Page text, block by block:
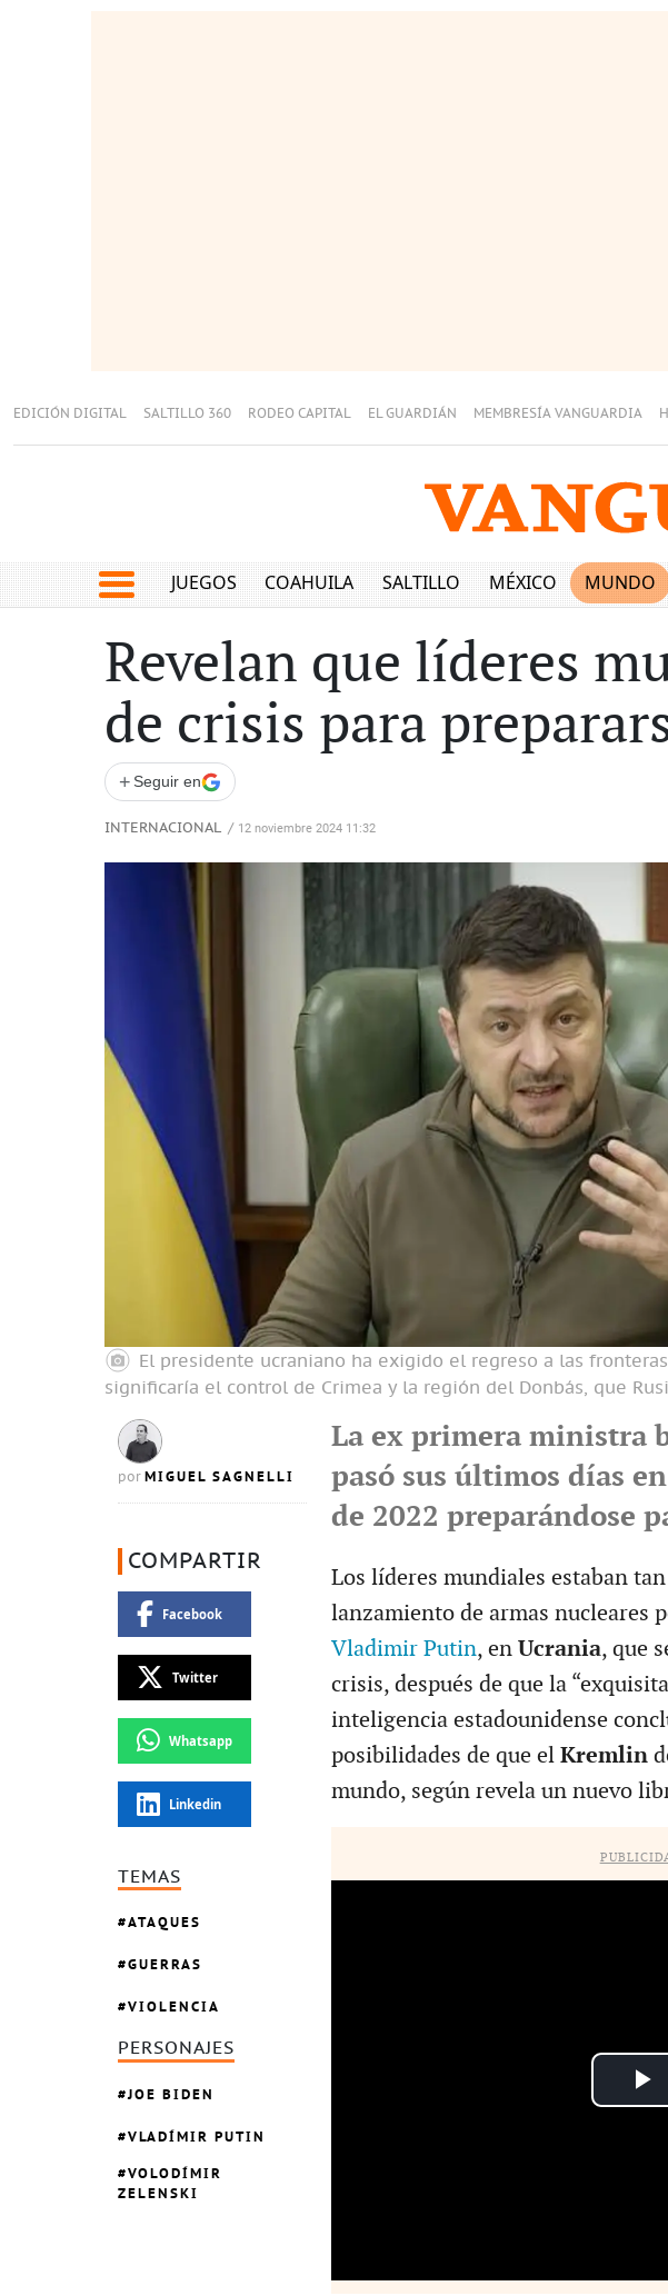
EDICIÓN DIGITAL SALTILLO 360 RODEO CAPITAL EL GUARDIÁN MEMBRESÍA VANGUARDIA
JUEGOS COAHUILA SALTILLO MÉXICO MUNDO
Revelan que líderes
de crisis para
+ Seguir en
INTERNACIONAL / 12 noviembre 2024 11:32
El presidente ucraniano ha exigido el regreso a las
significaría el control de Crimea y la región del Donbás, que
por MIGUEL SAGNELLI
COMPARTIR
Facebook
Twitter
Whatsapp
Linkedin
TEMAS
ATAQUES
GUERRAS
VIOLENCIA
PERSONAJES
JOE BIDEN
VLADÍMIR PUTIN
VOLODÍMIR
ZELENSKI
La ex primera ministra
pasó sus últimos días
de 2022 preparándose
Los líderes mundiales estaban
lanzamiento de armas nucleares
Vladimir Putin, en Ucrania, que
crisis, después de que la
inteligencia estadounidense
posibilidades de que el Kremlin
mundo, según revela un nuevo